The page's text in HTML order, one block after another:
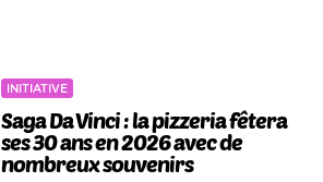
INITIATIVE
Saga Da Vinci : la pizzeria fêtera
ses 30 ans en 2026 avec de
nombreux souvenirs